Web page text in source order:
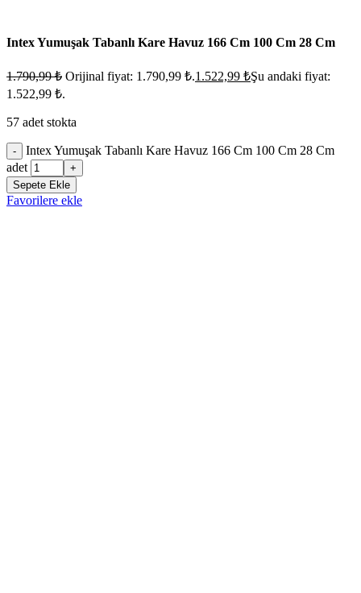
Intex Yumuşak Tabanlı Kare Havuz 166 Cm 100 Cm 28 Cm
1.790,99₺ Orijinal fiyat: 1.790,99 ₺.1.522,99 ₺Şu andaki fiyat:
1.522,99 ₺.
57 adet stokta
-
Intex Yumuşak Tabanlı Kare Havuz 166 Cm 100 Cm 28 Cm
adet
+
Sepete Ekle
Favorilere ekle